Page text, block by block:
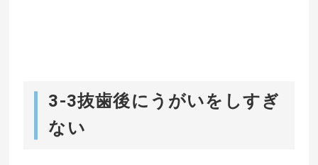
3-3抜歯後にうがいをしすぎ
ない